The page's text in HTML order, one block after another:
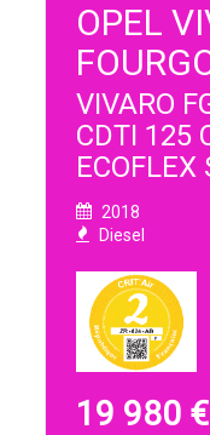
OPEL
VIVARO
CDTI 125
ECOFLEX
2018
Diesel
19 980 €